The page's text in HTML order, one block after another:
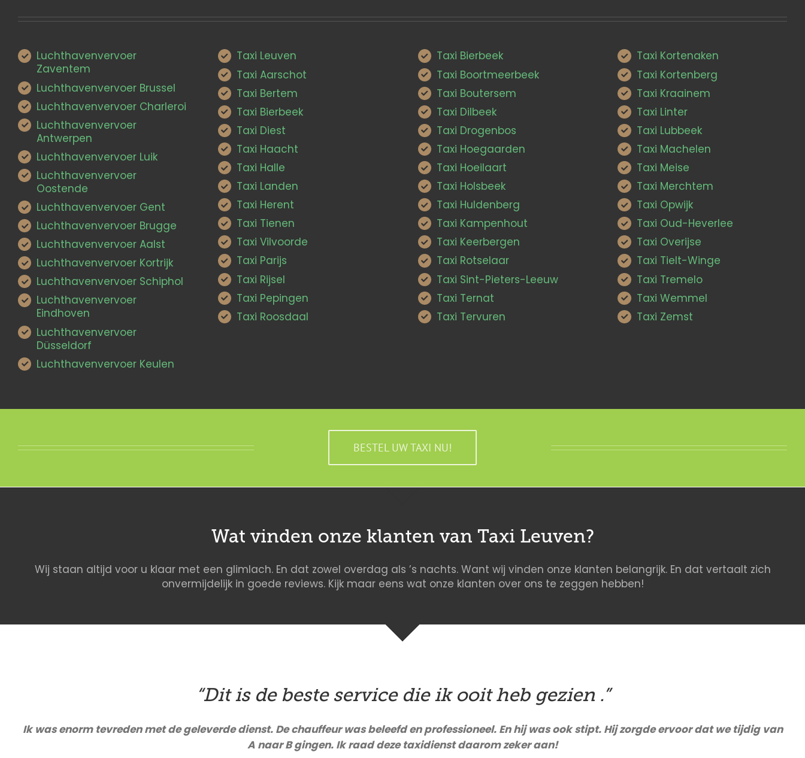
Luchthavenvervoer
Zaventem
Luchthavenvervoer Brussel
Luchthavenvervoer Charleroi
Luchthavenvervoer
Antwerpen
Luchthavenvervoer Luik
Luchthavenvervoer
Oostende
Luchthavenvervoer Gent
Luchthavenvervoer Brugge
Luchthavenvervoer Aalst
Luchthavenvervoer Kortrijk
Luchthavenvervoer Schiphol
Luchthavenvervoer
Eindhoven
Luchthavenvervoer
Düsseldorf
Luchthavenvervoer Keulen
Taxi Leuven
Taxi Aarschot
Taxi Bertem
Taxi Bierbeek
Taxi Diest
Taxi Haacht
Taxi Halle
Taxi Landen
Taxi Herent
Taxi Tienen
Taxi Vilvoorde
Taxi Parijs
Taxi Rijsel
Taxi Pepingen
Taxi Roosdaal
Taxi Bierbeek
Taxi Boortmeerbeek
Taxi Boutersem
Taxi Dilbeek
Taxi Drogenbos
Taxi Hoegaarden
Taxi Hoeilaart
Taxi Holsbeek
Taxi Huldenberg
Taxi Kampenhout
Taxi Keerbergen
Taxi Rotselaar
Taxi Sint-Pieters-Leeuw
Taxi Ternat
Taxi Tervuren
Taxi Kortenaken
Taxi Kortenberg
Taxi Kraainem
Taxi Linter
Taxi Lubbeek
Taxi Machelen
Taxi Meise
Taxi Merchtem
Taxi Opwijk
Taxi Oud-Heverlee
Taxi Overijse
Taxi Tielt-Winge
Taxi Tremelo
Taxi Wemmel
Taxi Zemst
BESTEL UW TAXI NU!
Wat vinden onze klanten van Taxi Leuven?
Wij staan altijd voor u klaar met een glimlach. En dat zowel overdag als ’s nachts. Want wij vinden onze klanten belangrijk. En dat vertaalt zich
onvermijdelijk in goede reviews. Kijk maar eens wat onze klanten over ons te zeggen hebben!
“Dit is de beste service die ik ooit heb gezien .”
Ik was enorm tevreden met de geleverde dienst. De chauffeur was beleefd en professioneel. En hij was ook stipt. Hij zorgde ervoor dat we tijdig van
A naar B gingen. Ik raad deze taxidienst daarom zeker aan!